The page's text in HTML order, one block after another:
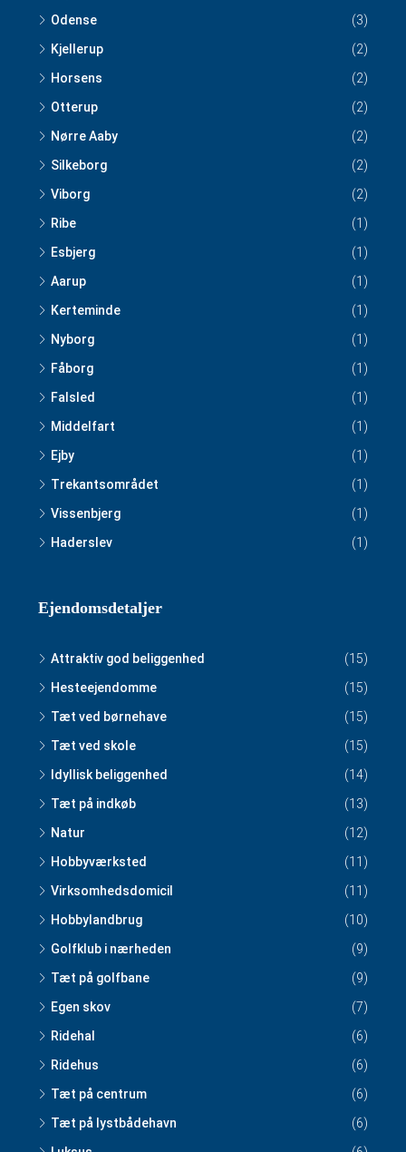
Odense
(3)
Kjellerup
(2)
Horsens
(2)
Otterup
(2)
Nørre Aaby
(2)
Silkeborg
(2)
Viborg
(2)
Ribe
(1)
Esbjerg
(1)
Aarup
(1)
Kerteminde
(1)
Nyborg
(1)
Fåborg
(1)
Falsled
(1)
Middelfart
(1)
Ejby
(1)
Trekantsområdet
(1)
Vissenbjerg
(1)
Haderslev
(1)
Ejendomsdetaljer
Attraktiv god beliggenhed
(15)
Hesteejendomme
(15)
Tæt ved børnehave
(15)
Tæt ved skole
(15)
Idyllisk beliggenhed
(14)
Tæt på indkøb
(13)
Natur
(12)
Hobbyværksted
(11)
Virksomhedsdomicil
(11)
Hobbylandbrug
(10)
Golfklub i nærheden
(9)
Tæt på golfbane
(9)
Egen skov
(7)
Ridehal
(6)
Ridehus
(6)
Tæt på centrum
(6)
Tæt på lystbådehavn
(6)